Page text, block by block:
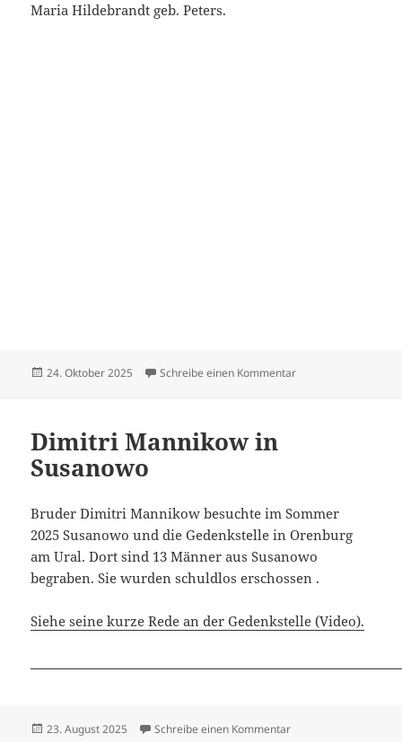
Maria Hildebrandt geb. Peters.
Veröffentlicht
24. Oktober 2025 Schreibe einen Kommentarzu Hildebrandt
Dimitri Mannikow in
Susanowo
Bruder Dimitri Mannikow besuchte im Sommer
2025 Susanowo und die Gedenkstelle in Orenburg
am Ural. Dort sind 13 Männer aus Susanowo
begraben. Sie wurden schuldlos erschossen .
Siehe seine kurze Rede an der Gedenkstelle (Video).
Veröffentlicht
23. August 2025 Schreibe einen Kommentarzu Dimitri Mannikow